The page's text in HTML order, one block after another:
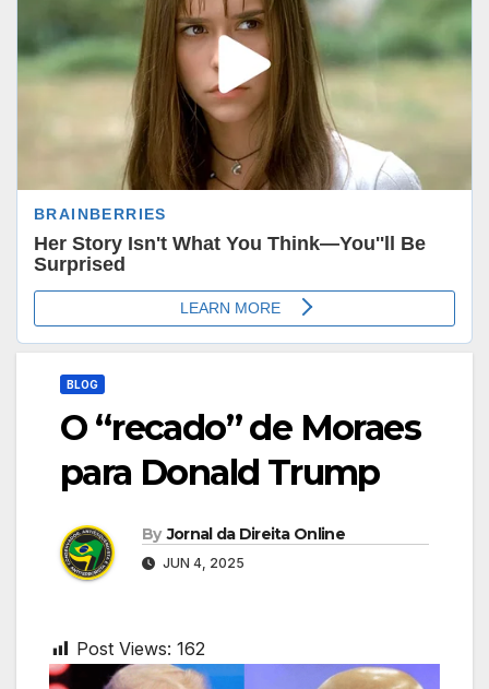
BLOG
O “recado” de Moraes
para Donald Trump
By Jornal da Direita Online
JUN 4, 2025
Post Views: 162